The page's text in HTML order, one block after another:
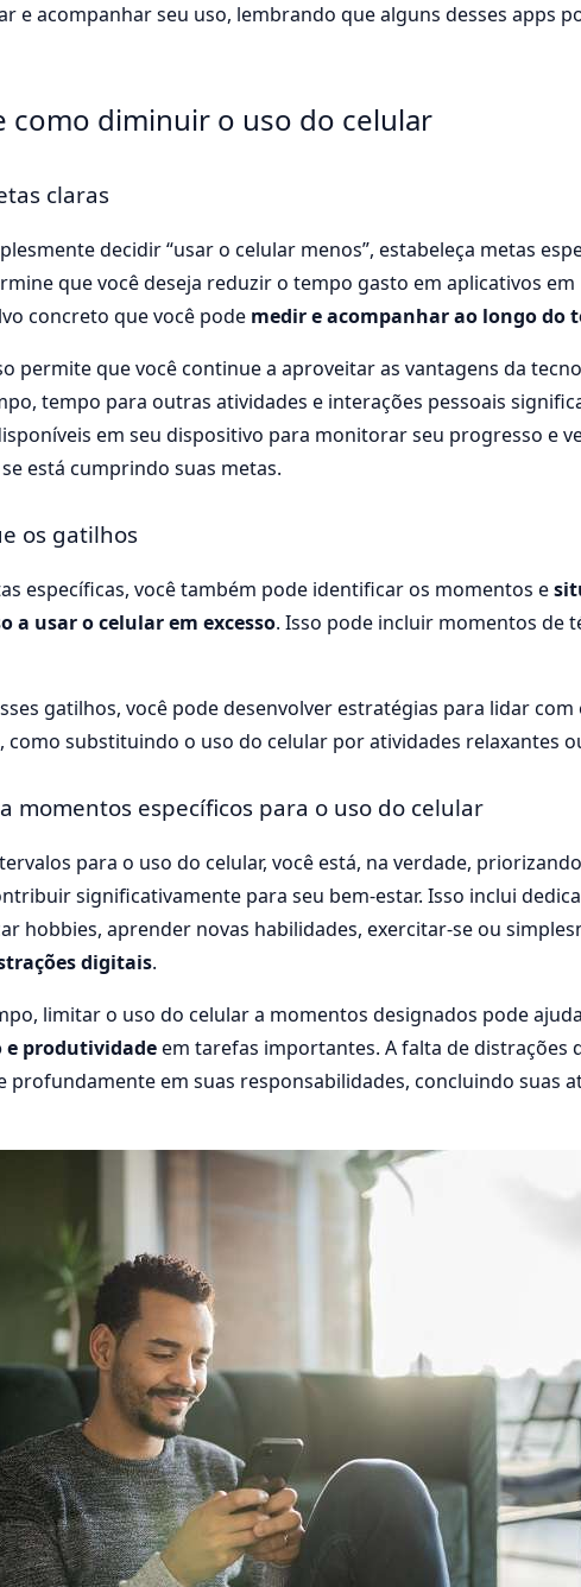
e acompanhar seu uso, lembrando que alguns desses apps
como diminuir o uso do celular
claras
decidir “usar o celular menos”, estabeleça metas
que você deseja reduzir o tempo gasto em aplicativos
concreto que você pode medir e acompanhar ao longo do
permite que você continue a aproveitar as vantagens da
tempo para outras atividades e interações pessoais
em seu dispositivo para monitorar seu progresso e
está cumprindo suas metas.
os gatilhos
específicas, você também pode identificar os momentos e
a usar o celular em excesso. Isso pode incluir momentos de
gatilhos, você pode desenvolver estratégias para lidar com
como substituindo o uso do celular por atividades relaxantes
momentos específicos para o uso do celular
para o uso do celular, você está, na verdade,
significativamente para seu bem-estar. Isso inclui
hobbies, aprender novas habilidades, exercitar-se ou
digitais.
limitar o uso do celular a momentos designados pode
e produtividadeem tarefas importantes. A falta de distrações
profundamente em suas responsabilidades, concluindo suas